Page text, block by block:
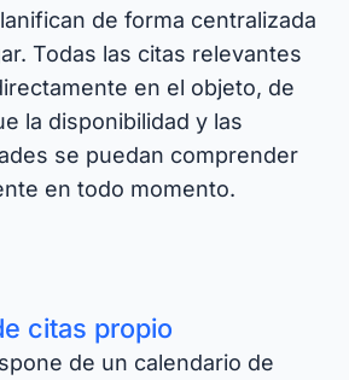
de forma centralizada
Todas las citas relevantes
en el objeto, de
la disponibilidad y las
se puedan comprender
en todo momento.
citas propio
de un calendario de